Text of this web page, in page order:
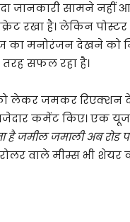
जानकारी सामने नहीं
रखा है। लेकिन
मनोरंजन देखने को
तरह सफल रहा है।
लेकर जमकर रिएक्शन
कमेंट किए। एक
है जमील जमाली अब रोड
वाले मीम्स भी शेयर